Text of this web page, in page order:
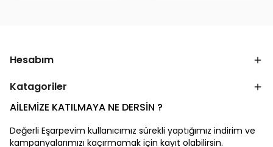
Hesabım
Katagoriler
AİLEMİZE KATILMAYA NE DERSİN ?
Değerli Eşarpevim kullanıcımız sürekli yaptığımız indirim ve
kampanyalarımızı kaçırmamak için kayıt olabilirsin.